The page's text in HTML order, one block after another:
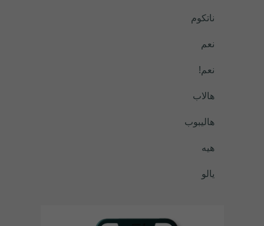
ناتكوم
نعم
نعم!
هالاب
هاليبوب
هيه
يالو